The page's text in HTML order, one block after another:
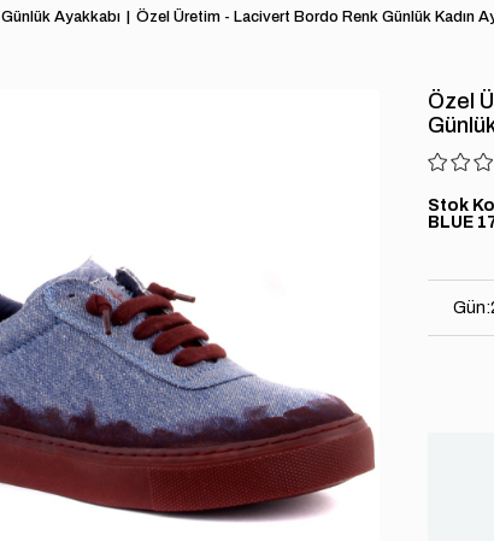
Günlük Ayakkabı Özel Üretim - Lacivert Bordo Renk Günlük Kadın
Özel
Stok
BLUE
Gün: